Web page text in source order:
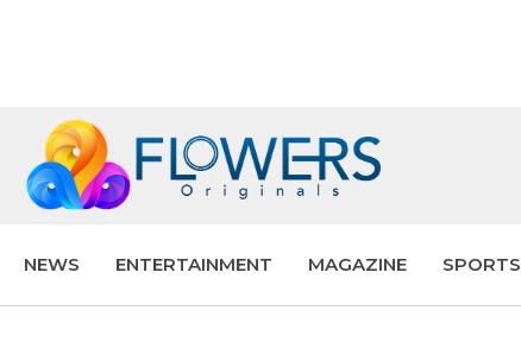
NEWS ENTERTAINMENT MAGAZINE SPORTS